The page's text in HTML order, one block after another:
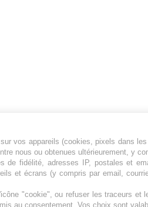
Jeunesfooteux est un média
principalement de l'actualité de
des grosses actualités de la
Plan du site | Syndication |
vos appareils (cookies, pixels dans
nous ou obtenues ultérieurement, y
de fidélité, adresses IP, postales et
et écrans (y compris par email,
"cookie", ou refuser les traceurs
au consentement. Vos choix sont